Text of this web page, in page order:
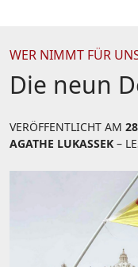
WER NIMMT FÜR
Die neun
VERÖFFENTLICHT AM
AGATHE LUKASSEK –